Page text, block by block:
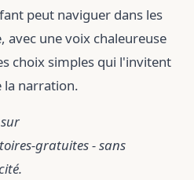
peut naviguer dans les
une voix chaleureuse
choix simples qui l'invitent
la narration.
gratuites - sans